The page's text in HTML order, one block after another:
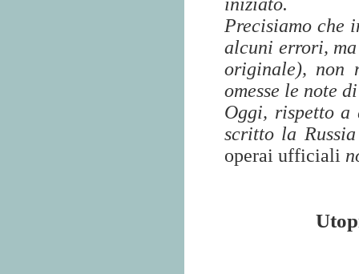
Precisiamo che
alcuni errori,
originale), non
omesse le note
Oggi, rispetto a
scritto la
operai ufficiali